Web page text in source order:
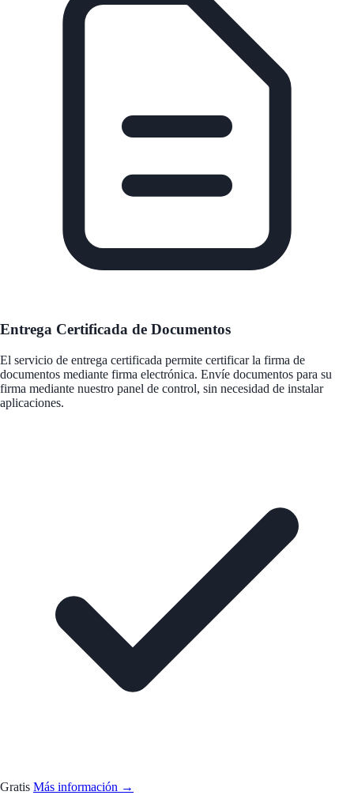
Entrega Certificada de Documentos
El servicio de entrega certificada permite certificar la firma de
documentos mediante firma electrónica. Envíe documentos para su
firma mediante nuestro panel de control, sin necesidad de instalar
aplicaciones.
Gratis Más información →